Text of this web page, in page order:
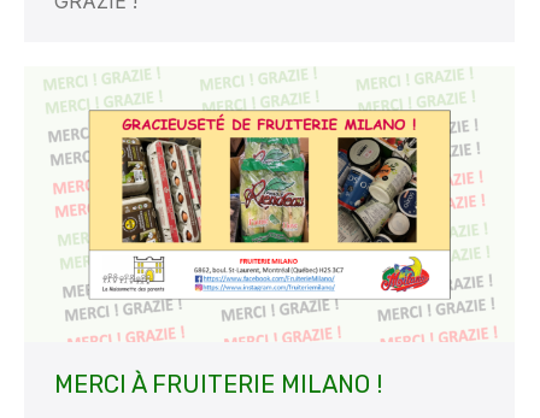
MERCI À FRUITERIE MILANO !